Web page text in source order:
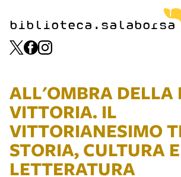
biblioteca.salaborsa
ALL'OMBRA DELLA
VITTORIA. IL
VITTORIANESIMO
STORIA, CULTURA E
LETTERATURA